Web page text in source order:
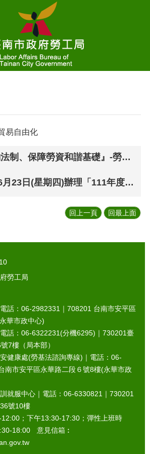
易自由化
『深植勞動契約法制、保障勞資和諧基礎』-勞工局今日善化舉辦111年度因應貿易自由化穩定產業勞資關係說明活動
本局訂於111年6月23日(星期四)辦理「111年度因應貿易自由化穩定產業勞資關係說明活動 －深植勞動契約法制」宣導會(線上報名)
回上一頁 回最上面
勞工局
話：06-2982331｜ 708201 台南市安平區
華市政中心)
話：06-6322231(分機6295)｜ 730201臺
7樓（局本部）
健康處(勞基法諮詢專線)｜電話：06-
南市安平區永華路二段６號8樓(永華市政
就服中心｜電話：06-6330821｜ 730201
號10樓
；下午13:30-17:30；彈性上班時
18:00 意見信箱︰